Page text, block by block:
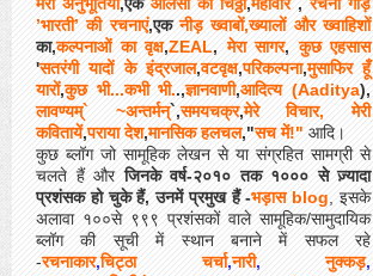
’भारती’ की रचनाएं,एकनीड़ ख्वाबों,ख्यालों और ख्वाहिशों
का,कल्पनाओं का वृक्ष,ZEAL,मेरा सागर,कुछ एहसास
'सतरंगी यादों के इंद्रजाल,वटवृक्ष,परिकल्पना,मुसाफिर हूँ
यारों,कुछ भी...कभी भी..,ज्ञानवाणी,आदित्य (Aaditya),
लावण्यम्` ~अन्तर्मन्`,समयचक्र,मेरे विचार, मेरी
कवितायें,पराया देश,मानसिक हलचल,"सच में!" आदि।
कुछ ब्लॉग जो सामूहिक लेखन से या संग्रहित सामग्री से
चलते हैं औरजिनके वर्ष-२०१० तक १००० से ज़्यादा
प्रशंसक हो चुके हैं, उनमें प्रमुख हैं -भड़ास blog , इसके
अलावा १००से ९९९ प्रशंसकों वाले सामूहिक/सामुदायिक
ब्लॉग की सूची में स्थान बनाने में सफल रहे
-रचनाकार,चिट्ठा चर्चा,नारी,नुक्कड़,